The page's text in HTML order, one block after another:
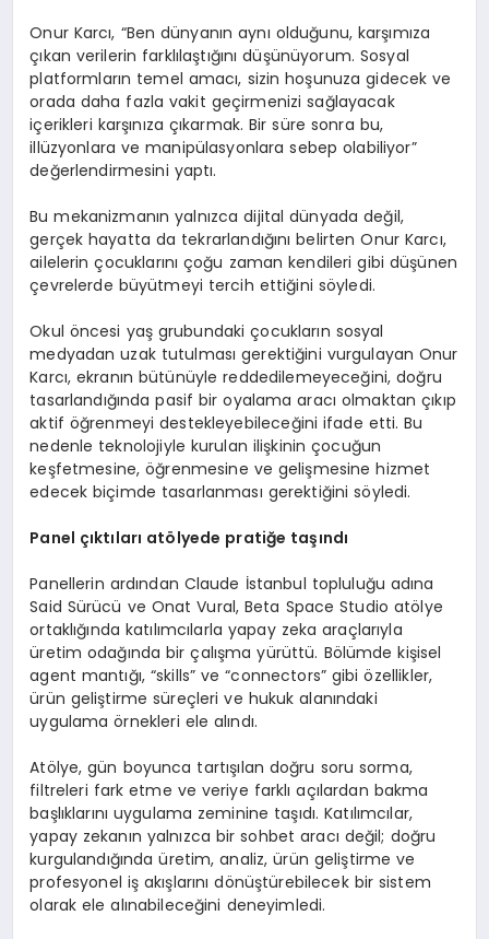
Onur Karcı, “Ben dünyanın aynı olduğunu, karşımıza
çıkan verilerin farklılaştığını düşünüyorum. Sosyal
platformların temel amacı, sizin hoşunuza gidecek ve
orada daha fazla vakit geçirmenizi sağlayacak
içerikleri karşınıza çıkarmak. Bir süre sonra bu,
illüzyonlara ve manipülasyonlara sebep olabiliyor”
değerlendirmesini yaptı.
Bu mekanizmanın yalnızca dijital dünyada değil,
gerçek hayatta da tekrarlandığını belirten Onur Karcı,
ailelerin çocuklarını çoğu zaman kendileri gibi düşünen
çevrelerde büyütmeyi tercih ettiğini söyledi.
Okul öncesi yaş grubundaki çocukların sosyal
medyadan uzak tutulması gerektiğini vurgulayan Onur
Karcı, ekranın bütünüyle reddedilemeyeceğini, doğru
tasarlandığında pasif bir oyalama aracı olmaktan çıkıp
aktif öğrenmeyi destekleyebileceğini ifade etti. Bu
nedenle teknolojiyle kurulan ilişkinin çocuğun
keşfetmesine, öğrenmesine ve gelişmesine hizmet
edecek biçimde tasarlanması gerektiğini söyledi.
Panel çıktıları atölyede pratiğe taşındı
Panellerin ardından Claude İstanbul topluluğu adına
Said Sürücü ve Onat Vural, Beta Space Studio atölye
ortaklığında katılımcılarla yapay zeka araçlarıyla
üretim odağında bir çalışma yürüttü. Bölümde kişisel
agent mantığı, “skills” ve “connectors” gibi özellikler,
ürün geliştirme süreçleri ve hukuk alanındaki
uygulama örnekleri ele alındı.
Atölye, gün boyunca tartışılan doğru soru sorma,
filtreleri fark etme ve veriye farklı açılardan bakma
başlıklarını uygulama zeminine taşıdı. Katılımcılar,
yapay zekanın yalnızca bir sohbet aracı değil; doğru
kurgulandığında üretim, analiz, ürün geliştirme ve
profesyonel iş akışlarını dönüştürebilecek bir sistem
olarak ele alınabileceğini deneyimledi.